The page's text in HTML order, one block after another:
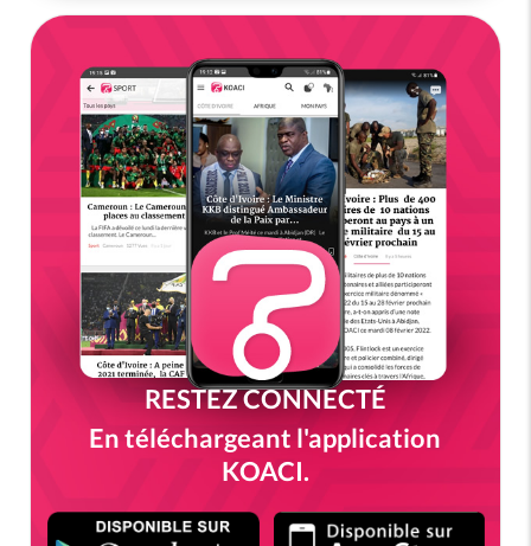
RESTEZ CONNECTÉ
En téléchargeant l'application
KOACI.